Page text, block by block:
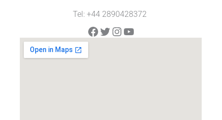
Tel: +44 2890428372
Facebook
Twitter
Instagram
YouTube